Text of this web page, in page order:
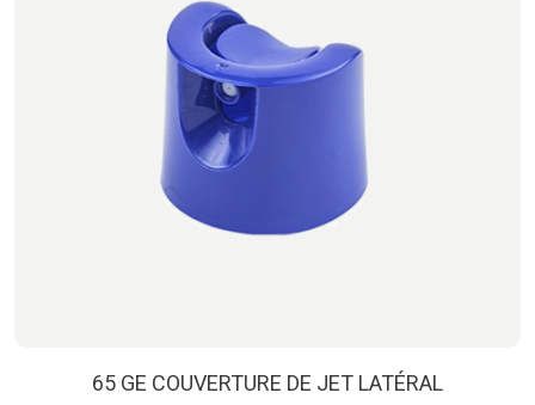
65 GE COUVERTURE DE JET LATÉRAL